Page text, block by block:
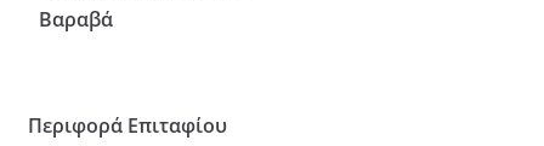
Βαραβά
Περιφορά Επιταφίου